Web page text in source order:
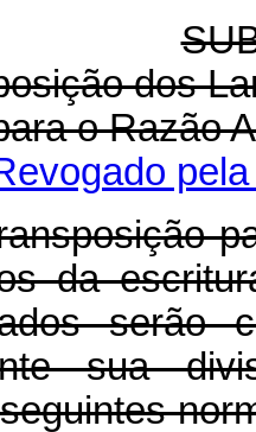
dos
o Razão
da
serão
sua